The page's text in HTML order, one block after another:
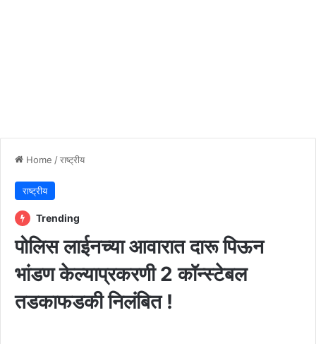
Home /राष्ट्रीय
राष्ट्रीय
Trending
पोलिस लाईनच्या आवारात दारू पिऊन
भांडण केल्याप्रकरणी 2 कॉन्स्टेबल
तडकाफडकी निलंबित !